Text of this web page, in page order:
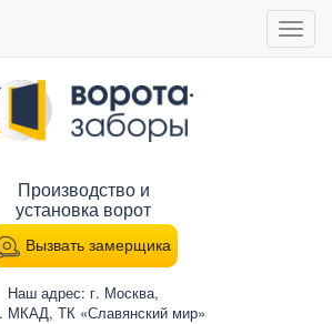
Производство и
установка ворот
Вызвать замерщика
Наш адрес: г. Москва,
МКАД, ТК «Славянский мир»